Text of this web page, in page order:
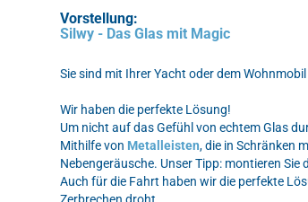
Vorstellung:
Silwy - Das Glas mit Magic
Sie sind mit Ihrer Yacht oder dem
Wir haben die perfekte Lösung!
Um nicht auf das Gefühl von echtem Glas
Mithilfe von Metalleisten, die in Schränken
Nebengeräusche. Unser Tipp: montieren
Auch für die Fahrt haben wir die perfekte